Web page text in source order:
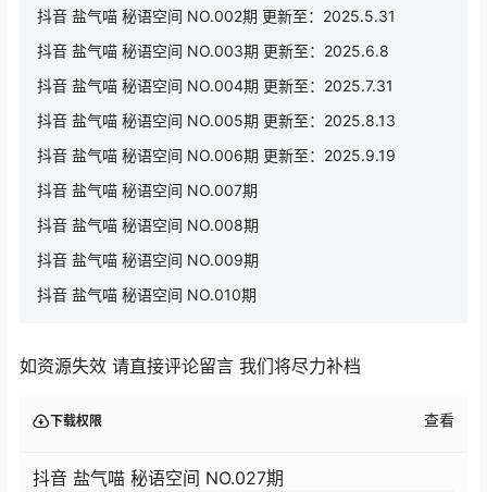
抖音 盐气喵 秘语空间 NO.002期 更新至：2025.5.31
抖音 盐气喵 秘语空间 NO.003期 更新至：2025.6.8
抖音 盐气喵 秘语空间 NO.004期 更新至：2025.7.31
抖音 盐气喵 秘语空间 NO.005期 更新至：2025.8.13
抖音 盐气喵 秘语空间 NO.006期 更新至：2025.9.19
抖音 盐气喵 秘语空间 NO.007期
抖音 盐气喵 秘语空间 NO.008期
抖音 盐气喵 秘语空间 NO.009期
抖音 盐气喵 秘语空间 NO.010期
如资源失效 请直接评论留言 我们将尽力补档
下载权限 查看
抖音 盐气喵 秘语空间 NO.027期